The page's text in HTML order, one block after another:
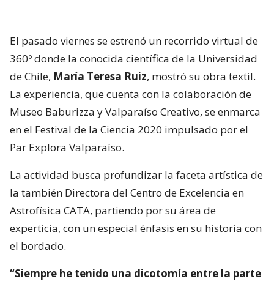
El pasado viernes se estrenó un recorrido virtual de
360º donde la conocida científica de la Universidad
de Chile, María Teresa Ruiz, mostró su obra textil.
La experiencia, que cuenta con la colaboración de
Museo Baburizza y Valparaíso Creativo, se enmarca
en el Festival de la Ciencia 2020 impulsado por el
Par Explora Valparaíso.
La actividad busca profundizar la faceta artística de
la también Directora del Centro de Excelencia en
Astrofísica CATA, partiendo por su área de
experticia, con un especial énfasis en su historia con
el bordado.
“Siempre he tenido una dicotomía entre la parte